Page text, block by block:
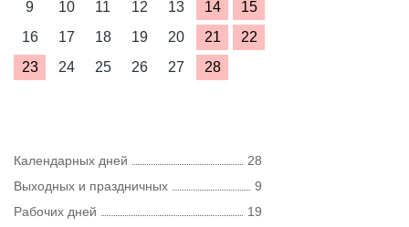
9
10 11 12 13 14
15
16
17 18 19 20 21
22
23
24 25 26 27 28
Календарных дней
28
Выходных и праздничных
9
Рабочих дней
19